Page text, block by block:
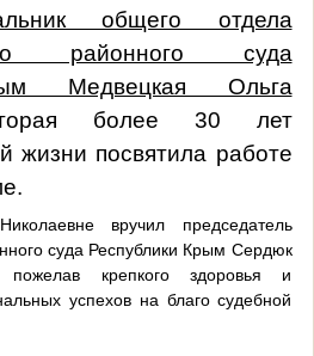
общего отдела
районного суда
Медвецкая Ольга
более 30 лет
жизни посвятила работе
вручил председатель
суда Республики Крым Сердюк
пожелав крепкого здоровья и
успехов на благо судебной